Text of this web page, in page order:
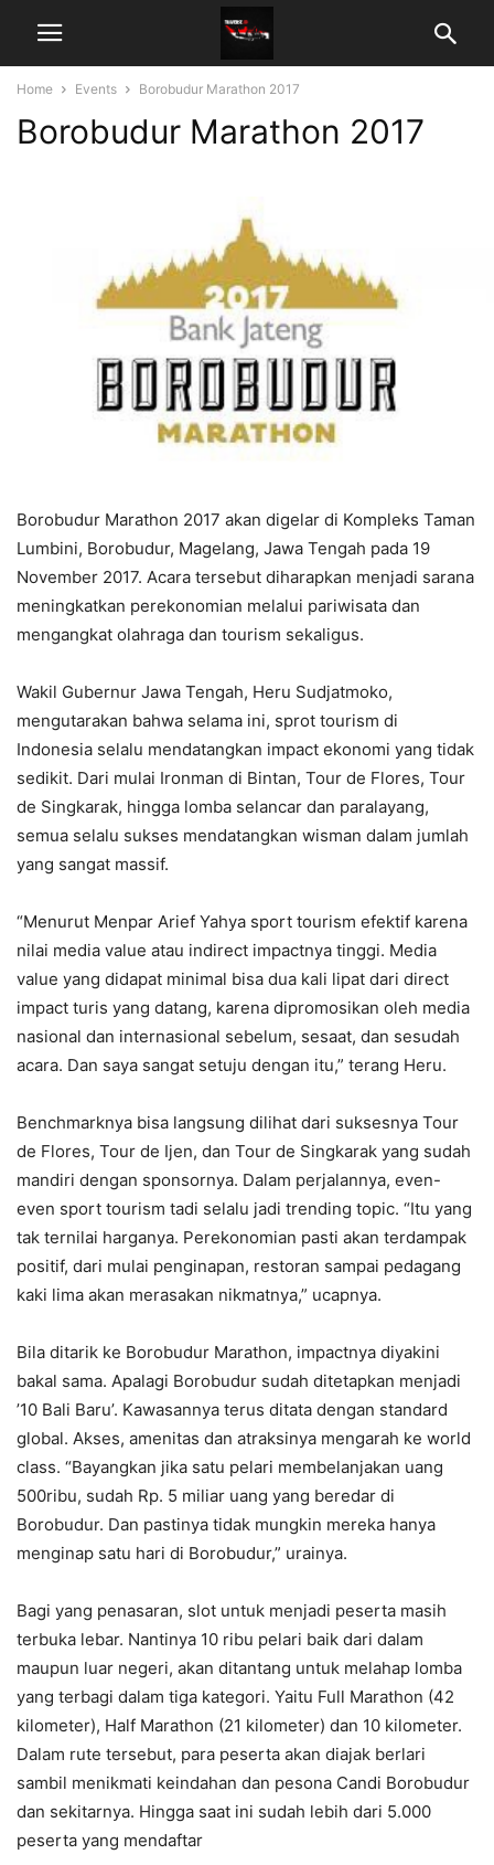
Home Events Borobudur Marathon 2017
Borobudur Marathon 2017
Borobudur Marathon 2017 akan digelar di Kompleks Taman
Lumbini, Borobudur, Magelang, Jawa Tengah pada 19
November 2017. Acara tersebut diharapkan menjadi sarana
meningkatkan perekonomian melalui pariwisata dan
mengangkat olahraga dan tourism sekaligus.
Wakil Gubernur Jawa Tengah, Heru Sudjatmoko,
mengutarakan bahwa selama ini, sprot tourism di
Indonesia selalu mendatangkan impact ekonomi yang tidak
sedikit. Dari mulai Ironman di Bintan, Tour de Flores, Tour
de Singkarak, hingga lomba selancar dan paralayang,
semua selalu sukses mendatangkan wisman dalam jumlah
yang sangat massif.
“Menurut Menpar Arief Yahya sport tourism efektif karena
nilai media value atau indirect impactnya tinggi. Media
value yang didapat minimal bisa dua kali lipat dari direct
impact turis yang datang, karena dipromosikan oleh media
nasional dan internasional sebelum, sesaat, dan sesudah
acara. Dan saya sangat setuju dengan itu,” terang Heru.
Benchmarknya bisa langsung dilihat dari suksesnya Tour
de Flores, Tour de Ijen, dan Tour de Singkarak yang sudah
mandiri dengan sponsornya. Dalam perjalannya, even-
even sport tourism tadi selalu jadi trending topic. “Itu yang
tak ternilai harganya. Perekonomian pasti akan terdampak
positif, dari mulai penginapan, restoran sampai pedagang
kaki lima akan merasakan nikmatnya,” ucapnya.
Bila ditarik ke Borobudur Marathon, impactnya diyakini
bakal sama. Apalagi Borobudur sudah ditetapkan menjadi
’10 Bali Baru’. Kawasannya terus ditata dengan standard
global. Akses, amenitas dan atraksinya mengarah ke world
class. “Bayangkan jika satu pelari membelanjakan uang
500ribu, sudah Rp. 5 miliar uang yang beredar di
Borobudur. Dan pastinya tidak mungkin mereka hanya
menginap satu hari di Borobudur,” urainya.
Bagi yang penasaran, slot untuk menjadi peserta masih
terbuka lebar. Nantinya 10 ribu pelari baik dari dalam
maupun luar negeri, akan ditantang untuk melahap lomba
yang terbagi dalam tiga kategori. Yaitu Full Marathon (42
kilometer), Half Marathon (21 kilometer) dan 10 kilometer.
Dalam rute tersebut, para peserta akan diajak berlari
sambil menikmati keindahan dan pesona Candi Borobudur
dan sekitarnya. Hingga saat ini sudah lebih dari 5.000
peserta yang mendaftar